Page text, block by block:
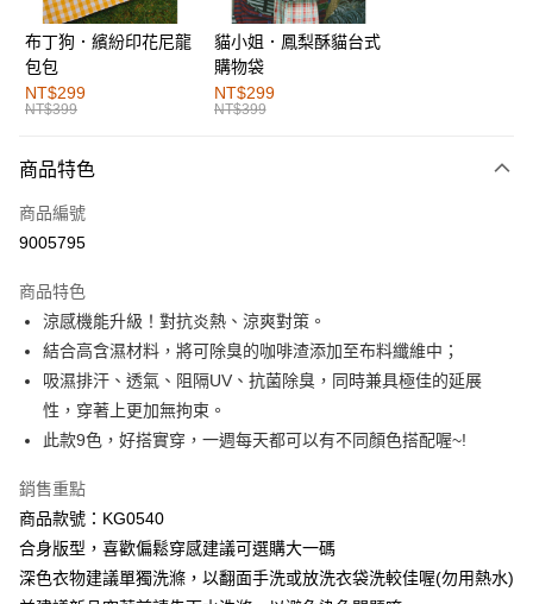
運送方式
全家取貨付款
每筆NT$60，滿NT$1,000(含以上)免運費
付款後全家取貨
萊爾富取貨付款
付款後萊爾富取貨
每筆NT$60，滿NT$1,000(含以上)免運費
7-11取貨付款
每筆NT$60，滿NT$1,000(含以上)免運費
每筆NT$60，滿NT$1,000(含以上)免運費
宅配
每筆NT$120，滿NT$1,000(含以上)免運費
布丁狗．繽紛印花尼龍
包包
NT$299
NT$399
貓小姐．鳳梨酥貓台式
購物袋
NT$299
NT$399
商品特色
商品編號
9005795
商品特色
涼感機能升級！對抗炎熱、涼爽對策。
結合高含濕材料，將可除臭的咖啡渣添加至布料纖維中；
吸濕排汗、透氣、阻隔UV、抗菌除臭，同時兼具極佳的延展
性，穿著上更加無拘束。
此款9色，好搭實穿，一週每天都可以有不同顏色搭配喔~!
銷售重點
商品款號：KG0540
合身版型，喜歡偏鬆穿感建議可選購大一碼
深色衣物建議單獨洗滌，以翻面手洗或放洗衣袋洗較佳喔(勿用熱水)